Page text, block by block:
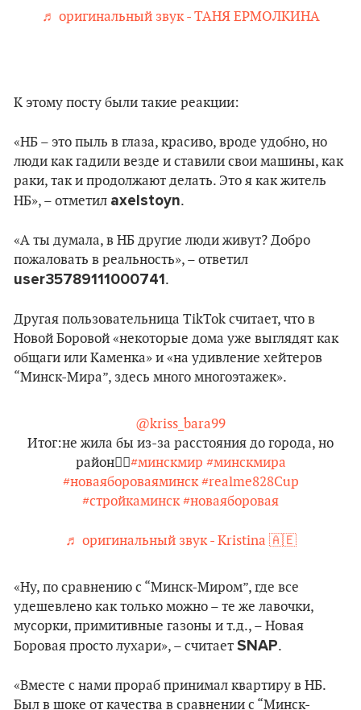
♬ оригинальный звук - ТАНЯ ЕРМОЛКИНА
К этому посту были такие реакции:
«НБ – это пыль в глаза, красиво, вроде удобно, но
люди как гадили везде и ставили свои машины, как
раки, так и продолжают делать. Это я как житель
НБ», – отметил axelstoyn.
«А ты думала, в НБ другие люди живут? Добро
пожаловать в реальность», – ответил
user35789111000741.
Другая пользовательница TikTok считает, что в
Новой Боровой «некоторые дома уже выглядят как
общаги или Каменка» и «на удивление хейтеров
“Минск-Мира”, здесь много многоэтажек».
@kriss_bara99
Итог:не жила бы из-за расстояния до города, но
район👍🏼#минскмир #минскмира
#новаябороваяминск #realme828Cup
#стройкаминск #новаяборовая
♬ оригинальный звук - Kristina 🇦🇪
«Ну, по сравнению с “Минск-Миром”, где все
удешевлено как только можно – те же лавочки,
мусорки, примитивные газоны и т.д., – Новая
Боровая просто лухари», – считает SNAP.
«Вместе с нами прораб принимал квартиру в НБ.
Был в шоке от качества в сравнении с “Минск-